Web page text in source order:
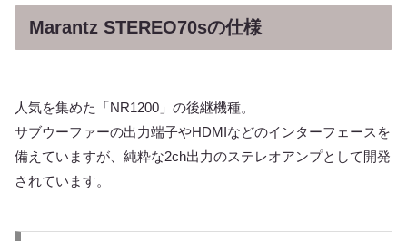
Marantz STEREO70sの仕様
人気を集めた「NR1200」の後継機種。
サブウーファーの出力端子やHDMIなどのインターフェースを
備えていますが、純粋な2ch出力のステレオアンプとして開発
されています。